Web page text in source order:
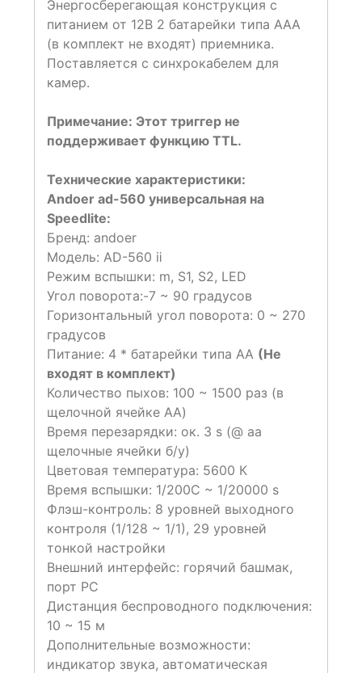
Энергосберегающая конструкция с
питанием от 12В 2 батарейки типа ААА
(в комплект не входят) приемника.
Поставляется с синхрокабелем для
камер.
Примечание: Этот триггер не
поддерживает функцию TTL.
Технические характеристики:
Andoer ad-560 универсальная на
Speedlite:
Бренд: andoer
Модель: AD-560 ⅱ
Режим вспышки: m, S1, S2, LED
Угол поворота:-7 ~ 90 градусов
Горизонтальный угол поворота: 0 ~ 270
градусов
Питание: 4 * батарейки типа АА (Не
входят в комплект)
Количество пыхов: 100 ~ 1500 раз (в
щелочной ячейке AA)
Время перезарядки: ок. 3 s (@ aa
щелочные ячейки б/у)
Цветовая температура: 5600 К
Время вспышки: 1/200С ~ 1/20000 s
Флэш-контроль: 8 уровней выходного
контроля (1/128 ~ 1/1), 29 уровней
тонкой настройки
Внешний интерфейс: горячий башмак,
порт PC
Дистанция беспроводного подключения:
10 ~ 15 м
Дополнительные возможности:
индикатор звука, автоматическая